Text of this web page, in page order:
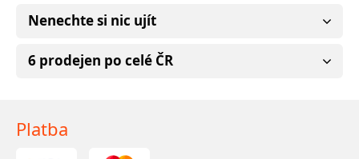
Nenechte si nic ujít
6 prodejen po celé ČR
Platba